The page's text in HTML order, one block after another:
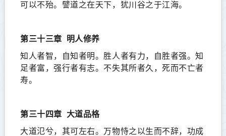
可以不殆。譬道之在天下，犹川谷之于江海。
第三十三章
明人修养
知人者智，自知者明。胜人者有力，自胜者强。知
足者富，强行者有志。不失其所者久，死而不亡者
寿。
第三十四章
大道品格
大道氾兮，其可左右。万物恃之以生而不辞，功成